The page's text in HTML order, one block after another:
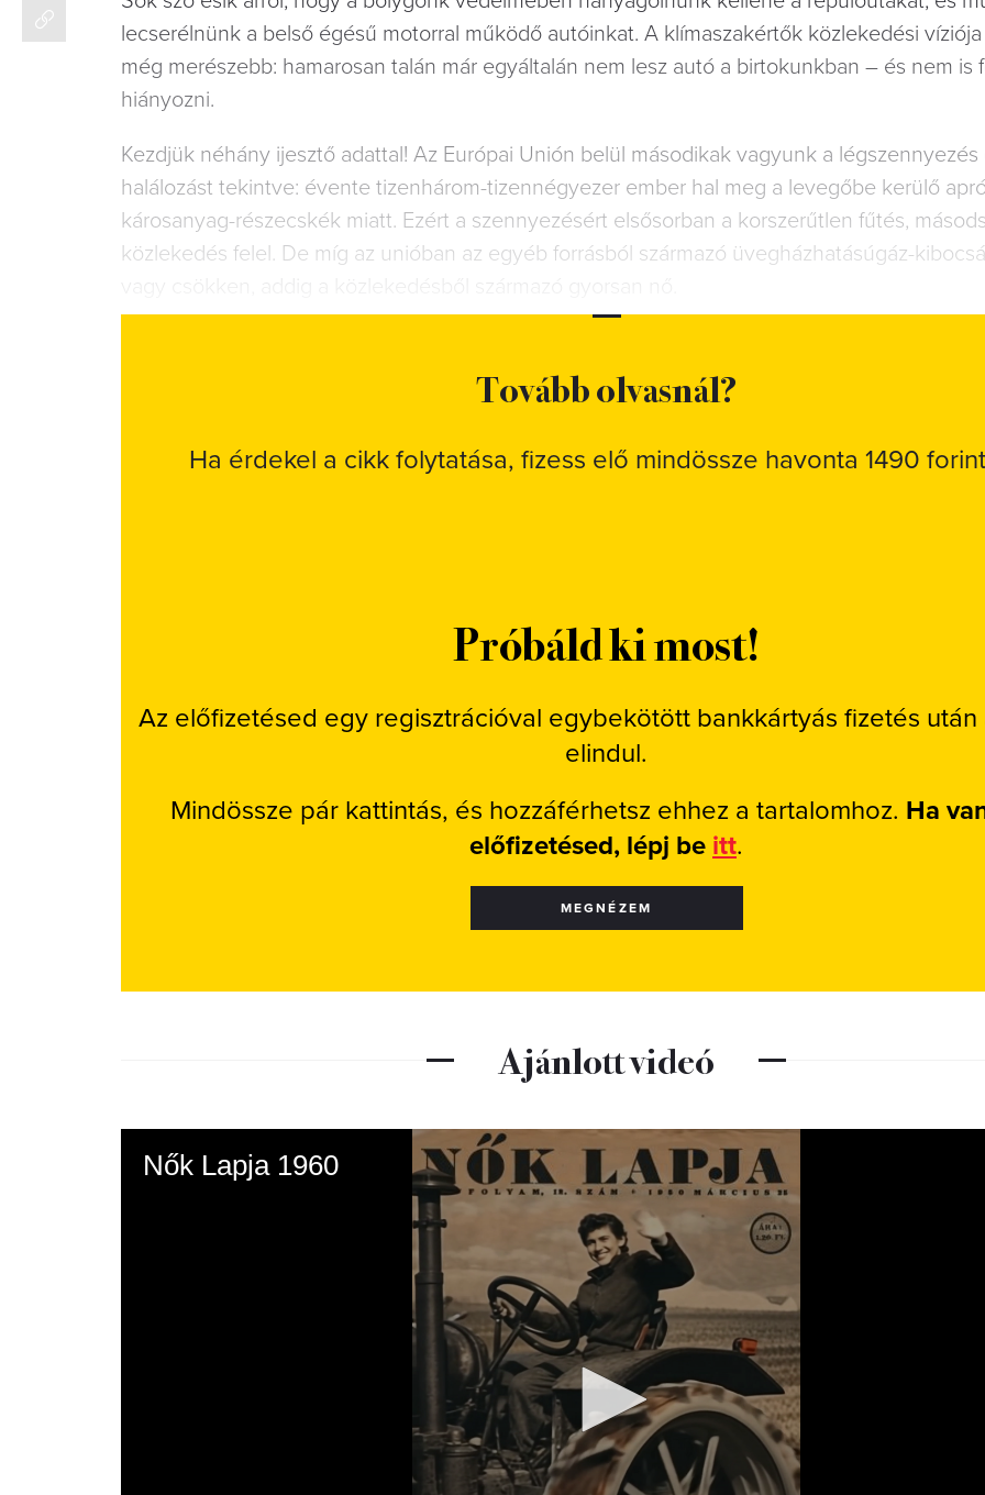
lecserélnünk a belső égésű motorral működő autóinkat. A klímaszakértők közlekedési
még merészebb: hamarosan talán már egyáltalán nem lesz autó a birtokunkban – és nem is
hiányozni.
Kezdjük néhány ijesztő adattal! Az Európai Unión belül másodikak vagyunk a légszennyezés
halálozást tekintve: évente tizenhárom-tizennégyezer ember hal meg a levegőbe kerülő apró
károsanyag-részecskék miatt. Ezért a szennyezésért elsősorban a korszerűtlen fűtés,
közlekedés felel. De míg az unióban az egyéb forrásból származó üvegházhatásúgáz-
Tovább olvasnál?
Ha érdekel a cikk folytatása, fizess elő mindössze havonta 1490
Próbáld ki most!
Az előfizetésed egy regisztrációval egybekötött bankkártyás fizetés után
elindul.
Mindössze pár kattintás, és hozzáférhetsz ehhez a tartalomhoz. Ha
előfizetésed, lépj be itt.
MEGNÉZEM
Ajánlott videó
Nők Lapja 1960